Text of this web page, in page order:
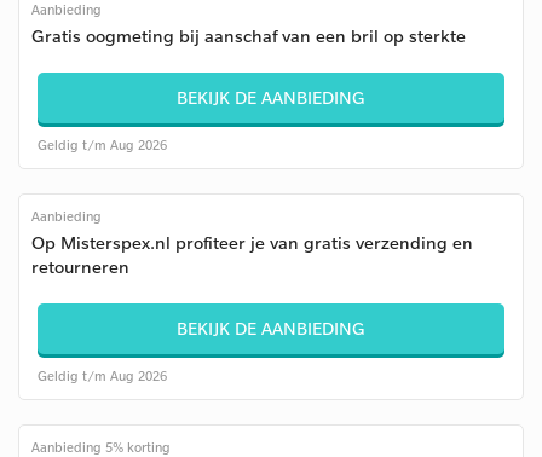
Aanbieding
Gratis oogmeting bij aanschaf van een bril op sterkte
BEKIJK DE AANBIEDING
Geldig t/m Aug 2026
Aanbieding
Op Misterspex.nl profiteer je van gratis verzending en
retourneren
BEKIJK DE AANBIEDING
Geldig t/m Aug 2026
Aanbieding 5% korting